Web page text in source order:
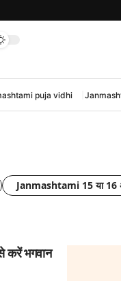
puja vidhi
Janmashtami 15 या 16
भगवान